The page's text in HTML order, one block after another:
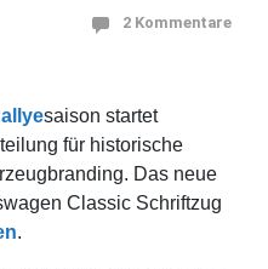
2 Kommentare
saison startet
für historische
Das neue
Classic Schriftzug
.